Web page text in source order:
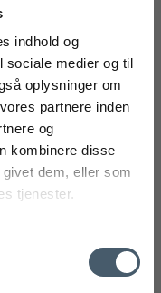
indhold og
sociale medier og til
oplysninger om
partnere inden
og
kombinere disse
dem, eller som
tjenester.
varer eller på
.